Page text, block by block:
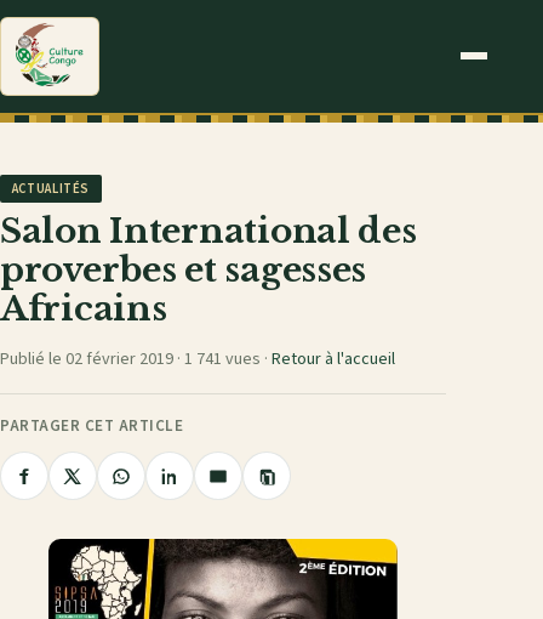
ACTUALITÉS
Salon International des
proverbes et sagesses
Africains
Publié le 02 février 2019 · 1 741 vues · Retour à l'accueil
PARTAGER CET ARTICLE
Partager
Facebook
Partager
X
Partager
WhatsApp
Partager
LinkedIn
Partager
e-
mail
Copier
le